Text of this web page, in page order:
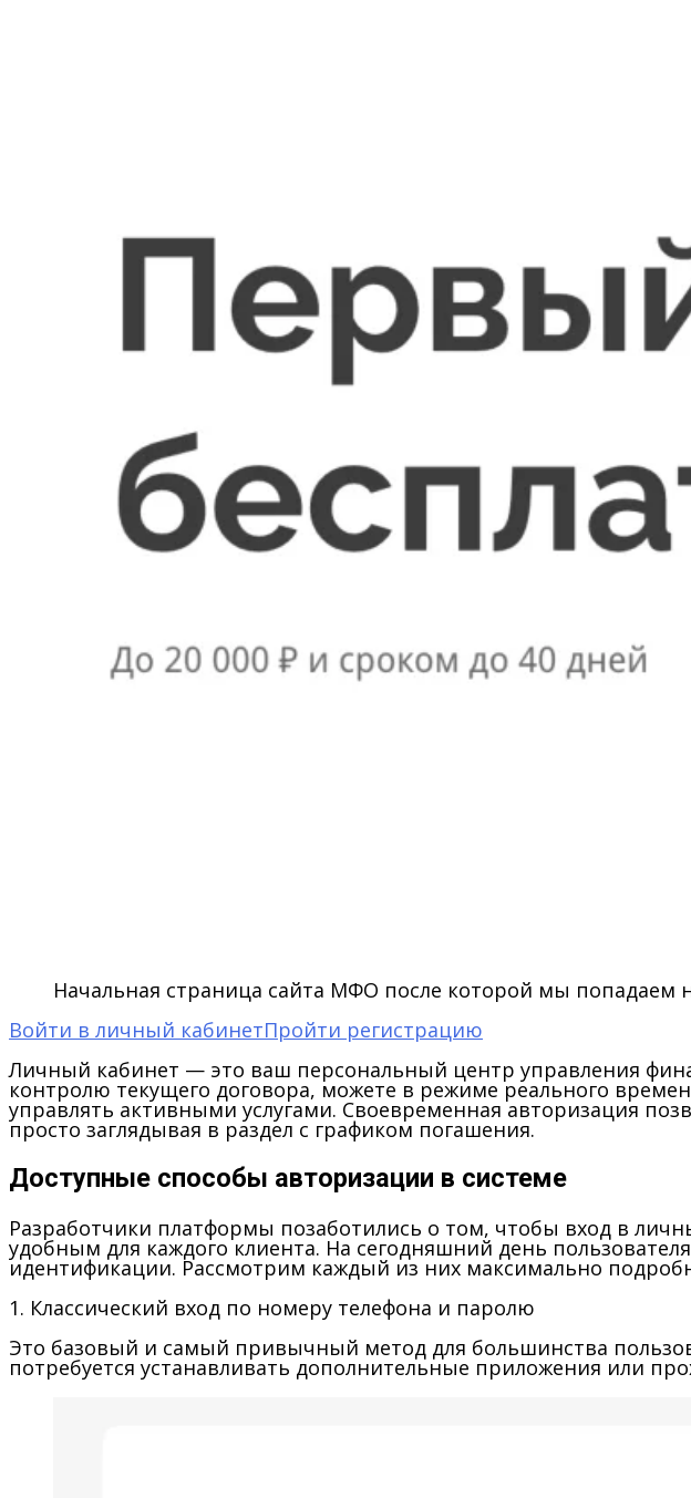
Начальная страница сайта МФО после которой мы попадаем
Войти в личный кабинетПройти регистрацию
Личный кабинет — это ваш персональный центр управления
контролю текущего договора, можете в режиме реального
управлять активными услугами. Своевременная авторизация
просто заглядывая в раздел с графиком погашения.
Доступные способы авторизации в системе
Разработчики платформы позаботились о том, чтобы вход в
удобным для каждого клиента. На сегодняшний день
идентификации. Рассмотрим каждый из них максимально
1. Классический вход по номеру телефона и паролю
Это базовый и самый привычный метод для большинства
потребуется устанавливать дополнительные приложения или